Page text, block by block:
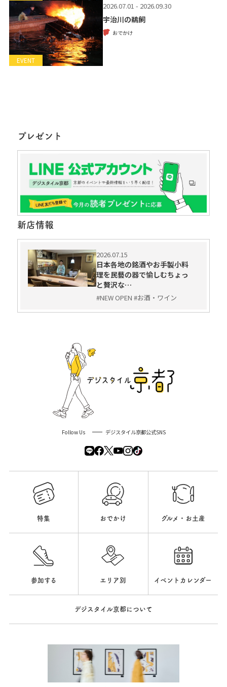
EVENT
2026.07.01 - 2026.09.30
宇治川の鵜飼
おでかけ
プレゼント
新店情報
2026.07.15
日本各地の銘酒やお手製小料
理を民藝の器で愉しむちょっ
と贅沢な…
#NEW OPEN #お酒・ワイン
Follow Us デジスタイル京都公式SNS
特集 おでかけ グルメ・お土産
参加する エリア別 イベントカレンダー
デジスタイル京都について